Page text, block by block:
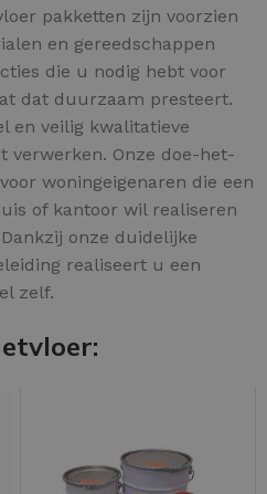
pakketten zijn voorzien
en gereedschappen
die u nodig hebt voor
dat duurzaam presteert.
en veilig kwalitatieve
verwerken. Onze doe-het-
woningeigenaren die een
of kantoor wil realiseren
onze duidelijke
realiseert u een
zelf.